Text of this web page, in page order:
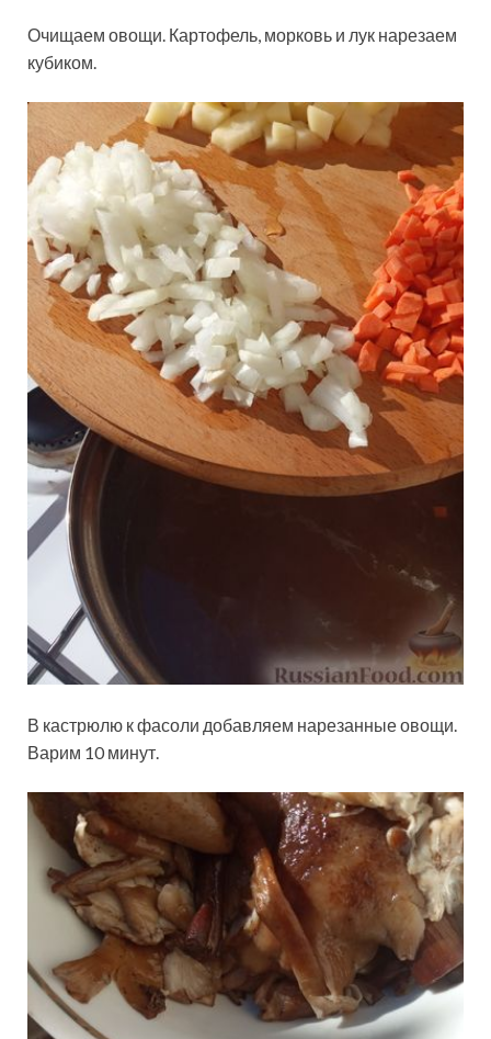
Очищаем овощи. Картофель, морковь и лук нарезаем
кубиком.
В кастрюлю к фасоли добавляем нарезанные овощи.
Варим 10 минут.